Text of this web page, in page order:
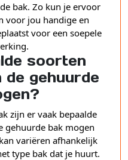
bak. Zo kun je ervoor
voor jou handige en
voor een soepele
soorten
gehuurde
zijn er vaak bepaalde
gehuurde bak mogen
variëren afhankelijk
type bak dat je huurt.